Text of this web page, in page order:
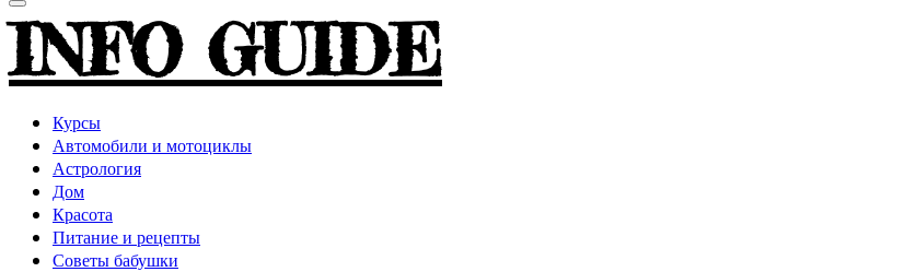
INFO GUIDE
Курсы
Автомобили и мотоциклы
Астрология
Дом
Красота
Питание и рецепты
Советы бабушки